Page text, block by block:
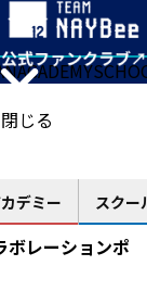
閉じる
ACADEMY
デミー スクー
ボレーションポ